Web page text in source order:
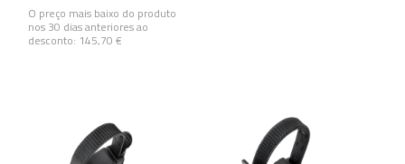
O preço mais baixo do produto
nos 30 dias anteriores ao
desconto: 145,70 €